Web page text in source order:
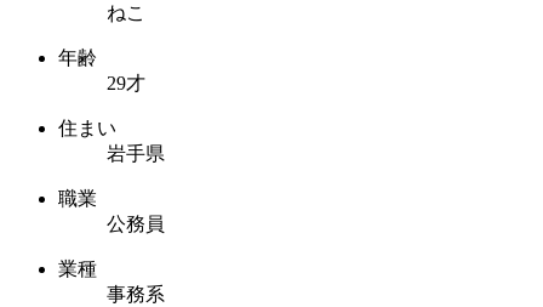
ねこ
年齢
29才
住まい
岩手県
職業
公務員
業種
事務系